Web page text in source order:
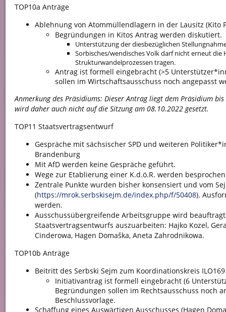
TOP10a Anträge
Ablehnung von Atommüllendlagern in der Lausitz (Kito
Begründungen in Kitos Antrag werden diskutiert.
Unterstützung der diesbezüglichen
Sorbisches/wendisches Volk darf nicht erneut die
Strukturwandelprozessen tragen.
Antrag ist formell eingebracht (>5
sollen im Wirtschaftsausschuss noch angepasst
Anmerkung des Präsidiums: Dieser Antrag liegt dem Präsidium
wird daher auch nicht auf die Sitzung am 08.10.2022 gesetzt.
TOP11 Staatsvertragsentwurf
Gespräche mit sächsischer SPD und weiteren
Brandenburg
Mit AfD werden keine Gespräche geführt.
Wege zur Etablierung einer K.d.ö.R. werden
Zentrale Punkte wurden bisher konsensiert und vom
(https://mrok.serbskisejm.de/index.php/f/50408).
werden.
Ausschussübergreifende Arbeitsgruppe wird
Staatsvertragsentwurfs auszuarbeiten: Hajko Kozel,
Cinderowa, Hagen Domaška, Aneta Zahrodnikowa.
TOP10b Anträge
Beitritt des Serbski Sejm zum Koordinationskreis
Initiativantrag ist formell eingebracht (6
Begründungen sollen im Rechtsausschuss noch
Beschlussvorlage.
Schaffung eines Auswärtigen Ausschusses (Hagen